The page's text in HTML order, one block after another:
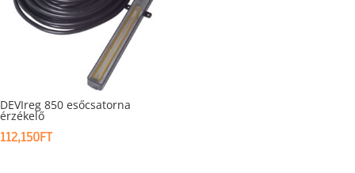
DEVIreg 850 esőcsatorna
érzékelő
112,150FT